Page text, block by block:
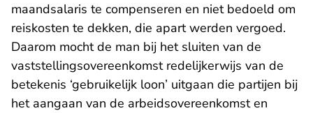
maandsalaris te compenseren en niet bedoeld om
reiskosten te dekken, die apart werden vergoed.
Daarom mocht de man bij het sluiten van de
vaststellingsovereenkomst redelijkerwijs van de
betekenis ‘gebruikelijk loon’ uitgaan die partijen bij
het aangaan van de arbeidsovereenkomst en